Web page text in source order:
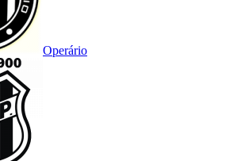
Operário